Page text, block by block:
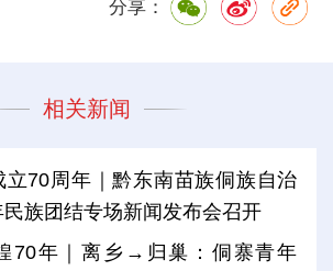
分享：
相关新闻
立70周年｜黔东南苗族侗族自治
族团结专场新闻发布会召开
70年｜离乡→归巢：侗寨青年